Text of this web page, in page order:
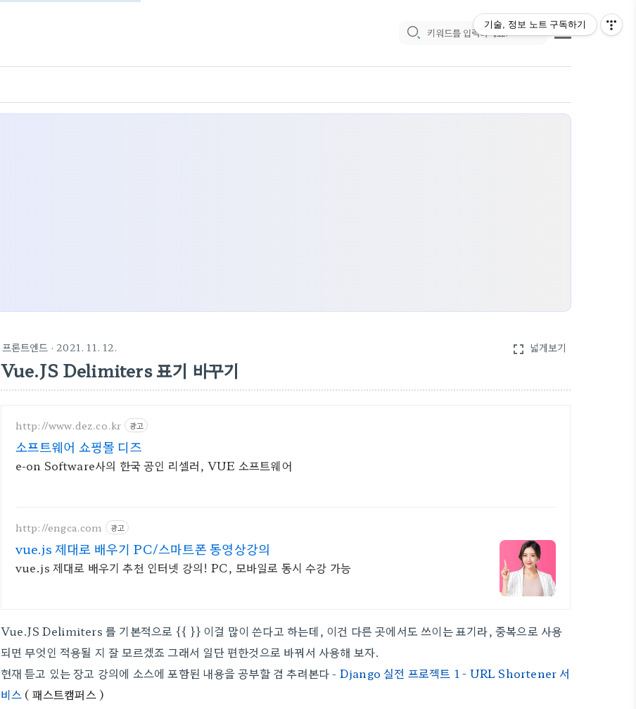
프론트엔드 · 2021. 11. 12. fullscreen 넓게보기
Vue.JS Delimiters 표기 바꾸기
http://www.dez.co.kr 광고
소프트웨어 쇼핑몰 디즈
e-on Software사의 한국 공인 리셀러, VUE 소프트웨어
http://engca.com 광고
vue.js 제대로 배우기 PC/스마트폰 동영상강의
vue.js 제대로 배우기 추천 인터넷 강의! PC, 모바일로 동시 수강 가능
Vue.JS Delimiters 를 기본적으로 {{ }} 이걸 많이 쓴다고 하는데, 이건 다른 곳에서도 쓰이는 표기라, 중복으로 사용
되면 무엇인 적용될 지 잘 모르겠죠 그래서 일단 편한것으로 바꿔서 사용해 보자.
현재 듣고 있는 장고 강의에 소스에 포함된 내용을 공부할 겸 추려본다 - Django 실전 프로젝트 1 - URL Shortener 서
비스 ( 패스트캠퍼스 )
기술, 정보 노트 구독하기